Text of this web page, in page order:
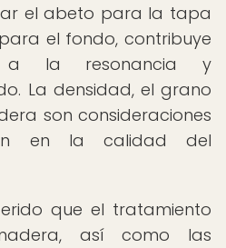
el abeto para la tapa
el fondo, contribuye
a la resonancia y
La densidad, el grano
son consideraciones
en la calidad del
que el tratamiento
así como las